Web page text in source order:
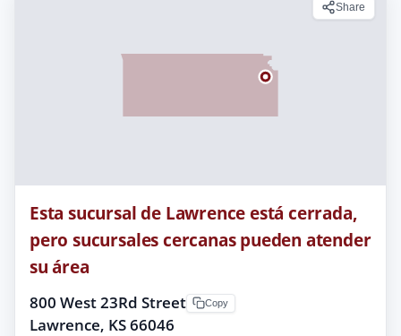
Share
Esta sucursal de Lawrence está cerrada,
pero sucursales cercanas pueden atender
su área
800 West 23Rd Street
Lawrence, KS 66046
Copy